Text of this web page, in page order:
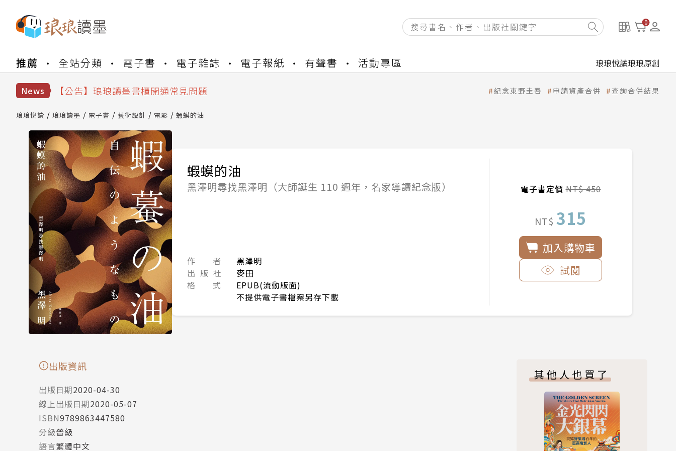
0
推薦 全站分類 電子書 電子雜誌 電子報紙 有聲書 活動專區 琅琅悅讀琅琅原創
News
【公告】因 Readmoo 讀墨系統維護中，本站同步暫停部分閱讀服務
【公告】琅琅讀墨書櫃開通常見問題
【公告】琅琅書店服務升級重要說明及資產合併結果查詢
【公告】因 Readmoo 讀墨系統維護中，本站同步暫停部分閱讀服務
紀念東野圭吾 申請資產合併 查詢合併結果
琅琅悅讀 琅琅讀墨 電子書 藝術設計 電影 蝦蟆的油
蝦蟆的油
黑澤明尋找黑澤明（大師誕生 110 週年，名家導讀紀念版）
作 者
黑澤明
出 版 社
麥田
格 式
EPUB(流動版面)
不提供電子書檔案另存下載
電子書定價NT$ 450
NT$ 315
加入購物車
試閱
出版資訊
出版日期2020-04-30
線上出版日期2020-05-07
ISBN9789863447580
分級普級
語言繁體中文
其他人也買了